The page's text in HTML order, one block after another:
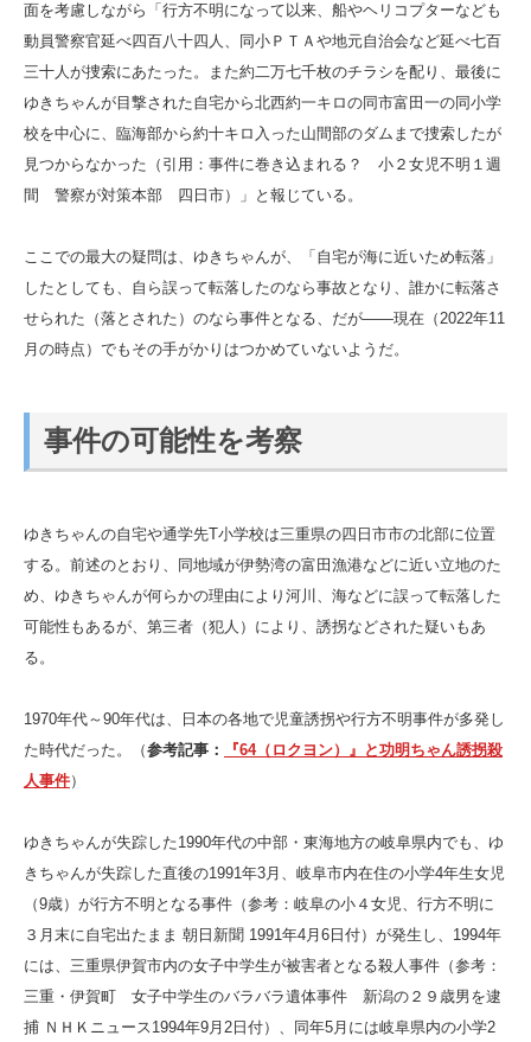
面を考慮しながら「行方不明になって以来、船やヘリコプターなども
動員警察官延べ四百八十四人、同小ＰＴＡや地元自治会など延べ七百
三十人が捜索にあたった。また約二万七千枚のチラシを配り、最後に
ゆきちゃんが目撃された自宅から北西約一キロの同市富田一の同小学
校を中心に、臨海部から約十キロ入った山間部のダムまで捜索したが
見つからなかった（引用：事件に巻き込まれる？ 小２女児不明１週
間 警察が対策本部 四日市）」と報じている。
ここでの最大の疑問は、ゆきちゃんが、「自宅が海に近いため転落」
したとしても、自ら誤って転落したのなら事故となり、誰かに転落さ
せられた（落とされた）のなら事件となる、だが――現在（2022年11
月の時点）でもその手がかりはつかめていないようだ。
事件の可能性を考察
ゆきちゃんの自宅や通学先T小学校は三重県の四日市市の北部に位置
する。前述のとおり、同地域が伊勢湾の富田漁港などに近い立地のた
め、ゆきちゃんが何らかの理由により河川、海などに誤って転落した
可能性もあるが、第三者（犯人）により、誘拐などされた疑いもあ
る。
1970年代～90年代は、日本の各地で児童誘拐や行方不明事件が多発し
た時代だった。（参考記事：
『64（ロクヨン）』と功明ちゃん誘拐殺
人事件）
ゆきちゃんが失踪した1990年代の中部・東海地方の岐阜県内でも、ゆ
きちゃんが失踪した直後の1991年3月、岐阜市内在住の小学4年生女児
（9歳）が行方不明となる事件（参考：岐阜の小４女児、行方不明に
３月末に自宅出たまま 朝日新聞 1991年4月6日付）が発生し、1994年
には、三重県伊賀市内の女子中学生が被害者となる殺人事件（参考：
三重・伊賀町 女子中学生のバラバラ遺体事件 新潟の２９歳男を逮
捕 ＮＨＫニュース1994年9月2日付）、同年5月には岐阜県内の小学2